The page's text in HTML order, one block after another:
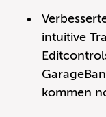
intuitive
kommen